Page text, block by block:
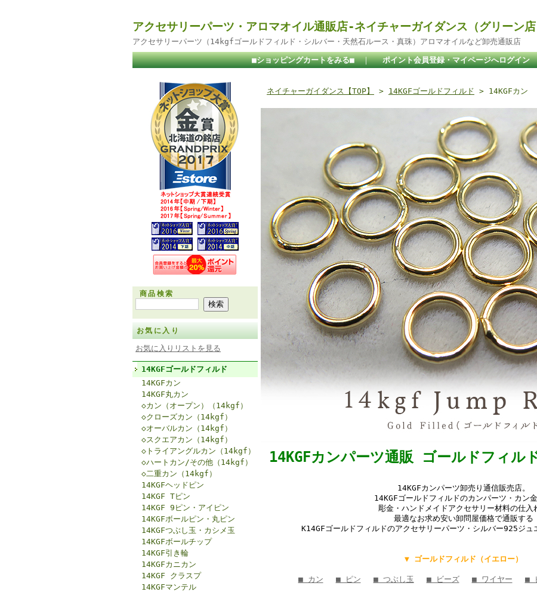
アクセサリーパーツ・アロマオイル通販店-ネイチャーガイダンス（グリーン店
アクセサリーパーツ（14kgfゴールドフィルド・シルバー・天然石ルース・真珠）アロマオイルなど卸売通販店
■ショッピングカートをみる■ ｜ ポイント会員登録・マイページへログイン
商品検索
お気に入り
お気に入りリストを見る
14KGFゴールドフィルド
14KGFカン
14KGF丸カン
◇カン（オープン）（14kgf）
◇クローズカン（14kgf）
◇オーバルカン（14kgf）
◇スクエアカン（14kgf）
◇トライアングルカン（14kgf）
◇ハートカン/その他（14kgf）
◇二重カン（14kgf）
14KGFヘッドピン
14KGF Tピン
14KGF 9ピン・アイピン
14KGFボールピン・丸ピン
14KGFつぶし玉・カシメ玉
14KGFボールチップ
14KGF引き輪
14KGFカニカン
14KGF クラスプ
14KGFマンテル
ネイチャーガイダンス【TOP】 > 14KGFゴールドフィルド > 14KGFカン
14KGFカンパーツ通販 ゴールドフィル
14KGFカンパーツ卸売り通信販売店。
14KGFゴールドフィルドのカンパーツ・カン
彫金・ハンドメイドアクセサリー材料の仕入
最適なお求め安い卸問屋価格で通販する
K14GFゴールドフィルドのアクセサリーパーツ・シルバー925ジュ
▼ ゴールドフィルド（イエロー）
■ カン ■ ピン ■ つぶし玉 ■ ビーズ ■ ワイヤー ■